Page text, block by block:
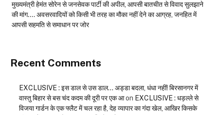
मुख्यमंत्री हेमंत सोरेन से जनसेवक पार्टी की अपील, आपसी बातचीत से विवाद सुलझाने
की मांग…. अवसरवादियों को किसी भी तरह का मौका नहीं देने का आग्रह, जनहित में
आपसी सहमति से समाधान पर जोर
Recent Comments
EXCLUSIVE : इस डाल से उस डाल… अड्डा बदला, धंधा नहीं! बिरसानगर में
वास्तु बिहार से बस चंद कदम की दूरी पर एक आon EXCLUSIVE : धड़ल्ले से
विजया गार्डन के एक फ्लैट में चल रहा है, देह व्यापार का गंदा खेल, आखिर किसके